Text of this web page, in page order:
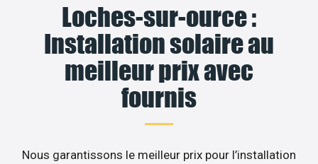
Loches-sur-ource :
Installation solaire au
meilleur prix avec
fournis
Nous garantissons le meilleur prix pour l’installation